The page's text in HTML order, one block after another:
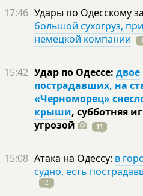
17:46 Удары по Одесскому
большой сухогруз,
немецкой компании
15:42 Удар по Одессе: двое
пострадавших, на
«Черноморец»
крыши, субботняя
угрозой
11
15:08 Атака на Одессу: в
судно, есть
2